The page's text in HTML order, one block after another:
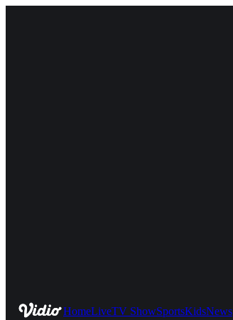
HomeLiveTV ShowSportsKidsNews